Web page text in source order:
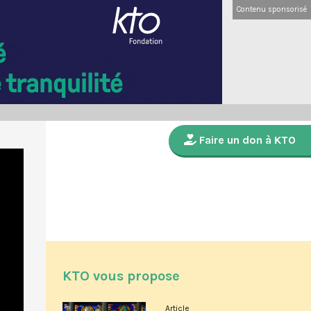
Contenu sponsorisé
Faire un don à KTO
KTO vous propose
Article